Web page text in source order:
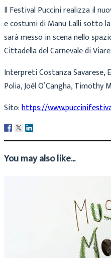
Il Festival Puccini realizza il
e costumi di Manu Lalli sotto
sarà messo in scena nello
Cittadella del Carnevale di
Interpreti Costanza Savarese,
Polia, Joël O’Cangha, Timothy
Sito:https://
You may also like...